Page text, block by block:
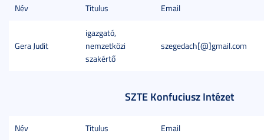
Név Titulus Email
Gera Judit
igazgató,
nemzetközi
szakértő
szegedach[@]gmail.com
SZTE Konfuciusz Intézet
Név Titulus Email